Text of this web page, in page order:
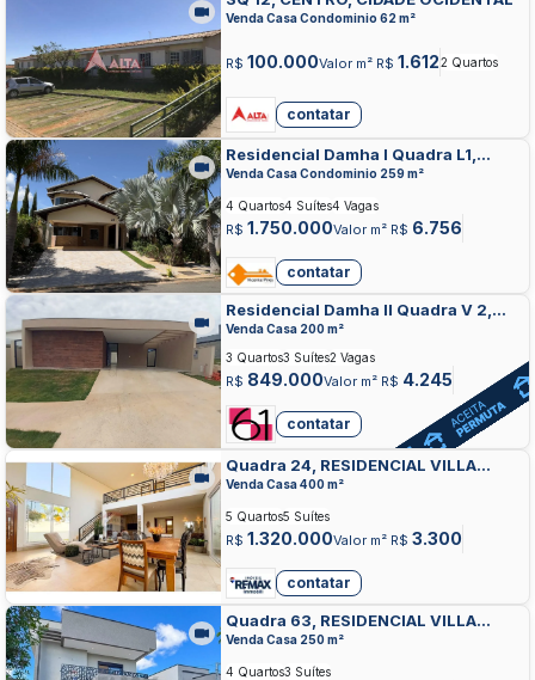
Venda Casa Condominio 62 m²
R$ 100.000Valor m² R$ 1.6122 Quartos
contatar
Residencial Damha I Quadra L1,
RESIDENCIAL E COMERCIAL DAMHA,
Venda Casa Condominio 259 m²
R$ 1.750.000Valor m² R$ 6.756
4 Quartos4 Suítes4 Vagas
contatar
Residencial Damha II Quadra V 2,
RESIDENCIAL E COMERCIAL DAMHA,
CIDADE OCIDENTAL
Venda Casa 200 m²
R$ 849.000Valor m² R$ 4.245
3 Quartos3 Suítes2 Vagas
contatar
Quadra 24, RESIDENCIAL VILLA
SUICA, CIDADE OCIDENTAL
Venda Casa 400 m²
R$ 1.320.000Valor m² R$ 3.300
5 Quartos5 Suítes
contatar
Quadra 63, RESIDENCIAL VILLA
SUICA, CIDADE OCIDENTAL
Venda Casa 250 m²
4 Quartos3 Suítes